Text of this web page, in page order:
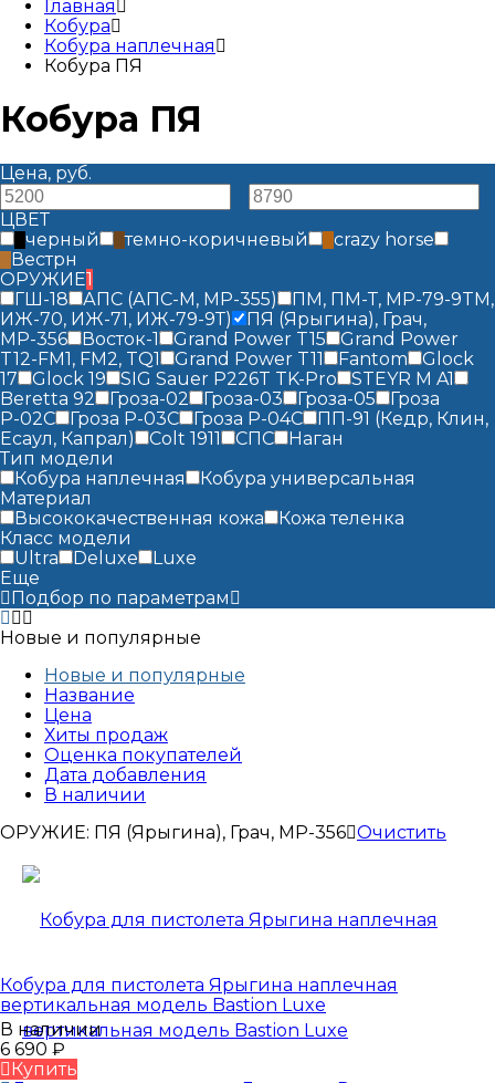
Главная
Кобура
Кобура наплечная
Кобура ПЯ
Кобура ПЯ
Цена, руб.
ЦВЕТ
черный
темно-коричневый
crazy horse
Вестрн
ОРУЖИЕ1
ГШ-18
АПС (АПС-М, MP-355)
ПМ, ПМ-Т, MP-79-9TM,
ИЖ-70, ИЖ-71, ИЖ-79-9Т)
ПЯ (Ярыгина), Грач,
МР-356
Восток-1 Grand Power T15
Grand Power
T12-FM1, FM2​, TQ1
Grand Power T11 Fantom
Glock
17
Glock 19 SIG Sauer P226T TK-Pro
STEYR M A1
Beretta 92
Гроза-02 Гроза-03 Гроза-05
Гроза
Р-02С
Гроза Р-03С Гроза Р-04С
ПП-91 (Кедр, Клин,
Есаул, Капрал)
Colt 1911 СПС
Наган
Тип модели
Кобура наплечная
Кобура универсальная
Материал
Высококачественная кожа
Кожа теленка
Класс модели
Ultra
Deluxe
Luxe
Еще
Подбор по параметрам
Новые и популярные
Новые и популярные
Название
Цена
Хиты продаж
Оценка покупателей
Дата добавления
В наличии
ОРУЖИЕ: ПЯ (Ярыгина), Грач, МР-356 Очистить
Кобура для пистолета Ярыгина наплечная
вертикальная модель Bastion Luxe
В наличии
6 690 ₽
Купить